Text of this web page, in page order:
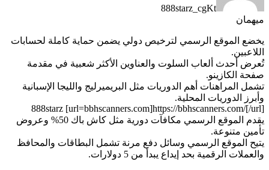
888starz_cgKt
میهمان
يخضع الموقع الرسمي لترخيص دولي يضمن حماية كاملة لحسابات
اللاعبين.
تُعرض أحدث ألعاب السلوت والعناوين الأكثر شعبية في مقدمة
صفحة الكازينو.
تشمل المراهنات أهم الدوريات مثل البريميرليج والليجا الإسبانية
وأبرز الدوريات المحلية.
888starz [url=bbhscanners.com]https://bbhscanners.com/[/url]
يقدم الموقع الرسمي مكافآت دورية مثل كاش باك 50% وعروض
تأمين متنوعة.
يتيح الموقع الرسمي وسائل دفع مرنة تشمل البطاقات والمحافظ
والعملات الرقمية بحد إيداع يبدأ من 5 دولارات.